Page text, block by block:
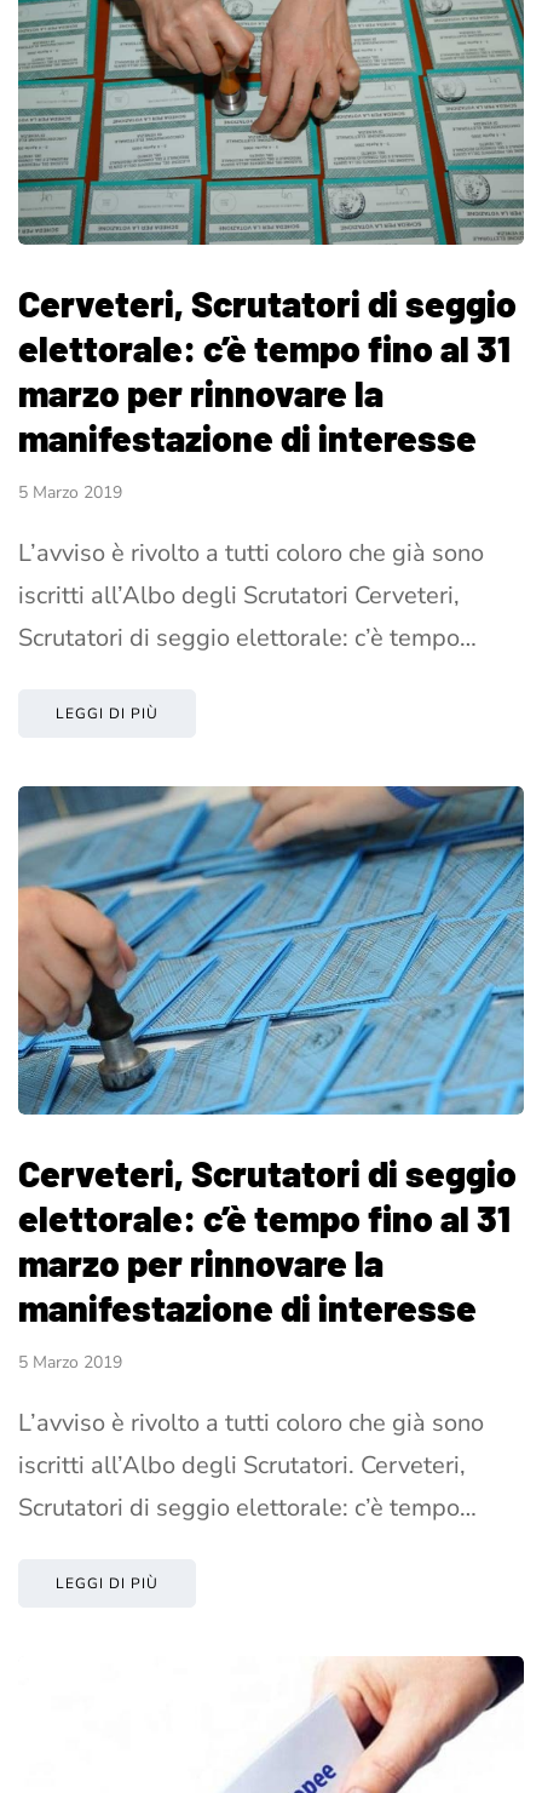
Cerveteri, Scrutatori di seggio
elettorale: c’è tempo fino al 31
marzo per rinnovare la
manifestazione di interesse
5 Marzo 2019
L’avviso è rivolto a tutti coloro che già sono
iscritti all’Albo degli Scrutatori Cerveteri,
Scrutatori di seggio elettorale: c’è tempo…
LEGGI DI PIÙ
Cerveteri, Scrutatori di seggio
elettorale: c’è tempo fino al 31
marzo per rinnovare la
manifestazione di interesse
5 Marzo 2019
L’avviso è rivolto a tutti coloro che già sono
iscritti all’Albo degli Scrutatori. Cerveteri,
Scrutatori di seggio elettorale: c’è tempo…
LEGGI DI PIÙ